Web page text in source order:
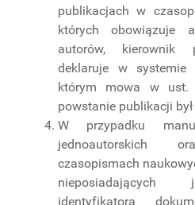
publikacjach w
których obowiązuje
autorów, kierownik
deklaruje w systemie
którym mowa w
powstanie publikacji
W przypadku
jednoautorskich
czasopismach
nieposiadających
identyfikatora